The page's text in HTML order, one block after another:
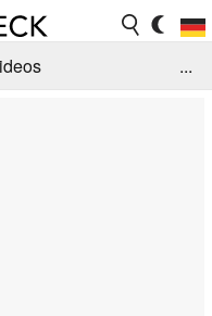
...